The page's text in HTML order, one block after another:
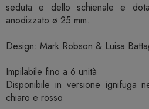
seduta e dello schienale e
anodizzato ø 25 mm.
Design: Mark Robson & Luisa
Impilabile fino a 6 unità
Disponibile in versione ignifuga
chiaro e rosso